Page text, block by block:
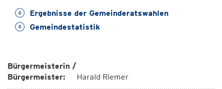
Ergebnisse der Gemeinderatswahlen
Gemeindestatistik
Bürgermeisterin /
Bürgermeister:
Harald Riemer